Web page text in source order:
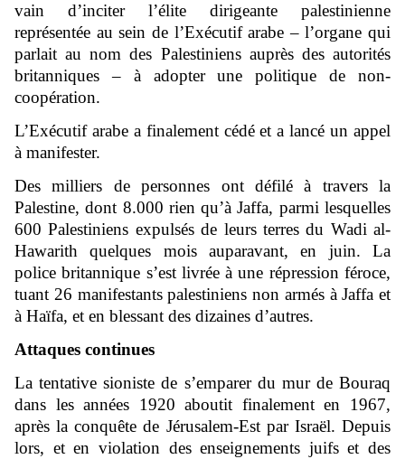
vain d’inciter l’élite dirigeante palestinienne
représentée au sein de l’Exécutif arabe – l’organe qui
parlait au nom des Palestiniens auprès des autorités
britanniques – à adopter une politique de non-
coopération.
L’Exécutif arabe a finalement cédé et a lancé un appel
à manifester.
Des milliers de personnes ont défilé à travers la
Palestine, dont 8.000 rien qu’à Jaffa, parmi lesquelles
600 Palestiniens expulsés de leurs terres du Wadi al-
Hawarith quelques mois auparavant, en juin. La
police britannique s’est livrée à une répression féroce,
tuant 26 manifestants palestiniens non armés à Jaffa et
à Haïfa, et en blessant des dizaines d’autres.
Attaques continues
La tentative sioniste de s’emparer du mur de Bouraq
dans les années 1920 aboutit finalement en 1967,
après la conquête de Jérusalem-Est par Israël. Depuis
lors, et en violation des enseignements juifs et des